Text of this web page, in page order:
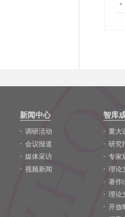
新闻中心
调研活动
会议报道
媒体采访
视频新闻
智库
重大
研究
专家
理论
著作
理论
开放